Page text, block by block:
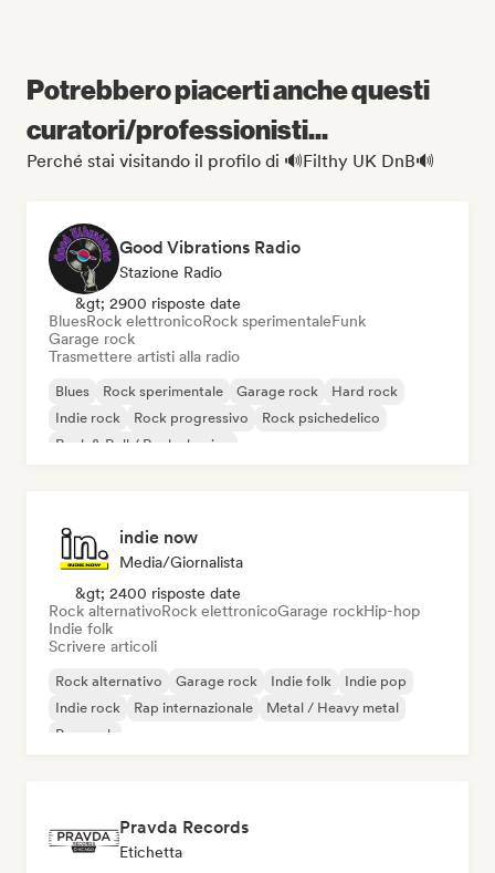
Potrebbero piacerti anche questi
curatori/professionisti...
Perché stai visitando il profilo di 🔊Filthy UK DnB🔊
Good Vibrations Radio
Stazione Radio
&gt; 2900 risposte date
BluesRock elettronicoRock sperimentaleFunk
Garage rock
Trasmettere artisti alla radio
Blues Rock sperimentale Garage rock
Hard rock
Indie rock
Rock progressivo
Rock psichedelico
Rock & Roll / Rock classico
indie now
Media/Giornalista
&gt; 2400 risposte date
Rock alternativoRock elettronicoGarage rockHip-hop
Indie folk
Scrivere articoli
Rock alternativo Garage rock Indie folk
Indie pop
Indie rock
Rap internazionale
Metal / Heavy metal
Pop rock
Pravda Records
Etichetta